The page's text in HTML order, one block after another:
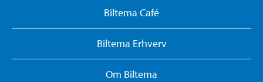
Biltema Café
Biltema Erhverv
Om Biltema